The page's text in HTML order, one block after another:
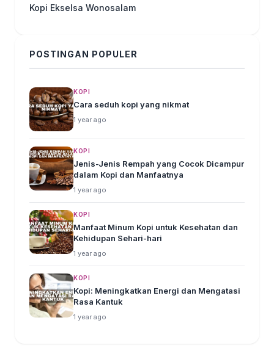
Kopi Ekselsa Wonosalam
POSTINGAN POPULER
KOPI
Cara seduh kopi yang nikmat
1 year ago
KOPI
Jenis-Jenis Rempah yang Cocok Dicampur
dalam Kopi dan Manfaatnya
1 year ago
KOPI
Manfaat Minum Kopi untuk Kesehatan dan
Kehidupan Sehari-hari
1 year ago
KOPI
Kopi: Meningkatkan Energi dan Mengatasi
Rasa Kantuk
1 year ago